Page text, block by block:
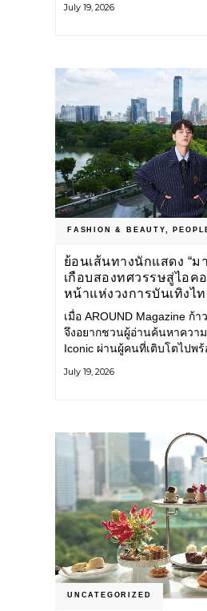
ศตวรรษก่อน กำลังกลับมาอีกค
July 19, 2026
FASHION & BEAUTY,
ย้อนเส้นทางนักแสดง “มา
เกือบสองทศวรรษสู่ไอค
หน้าแห่งวงการบันเทิงไท
เมื่อ AROUND Magazine ก้า
จึงอยากชวนผู้อ่านค้นหาควา
Iconic ผ่านผู้คนที่เติบโตไปพร้
คือ มาริโอ้ เมาเร่อ
July 19, 2026
UNCATEGORIZED